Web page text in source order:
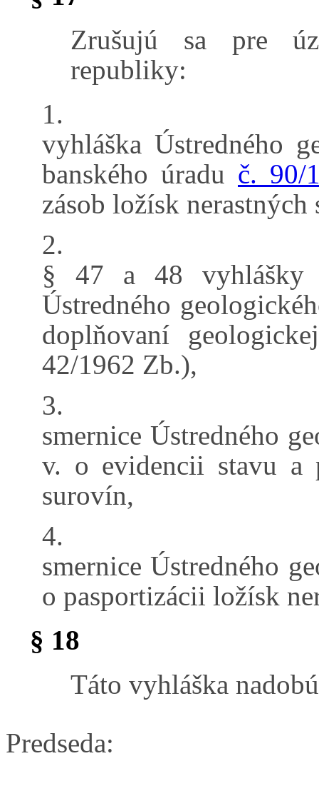
Zrušujú sa pre
republiky:
1.
vyhláška Ústredného
banského úradu č. 90/
zásob ložísk nerastných
2.
§ 47 a 48 vyhlášky
Ústredného
doplňovaní
42/1962 Zb.),
3.
smernice Ústredného
v. o evidencii stavu a
surovín,
4.
smernice Ústredného
o pasportizácii ložísk
§ 18
Táto vyhláška
Predseda: